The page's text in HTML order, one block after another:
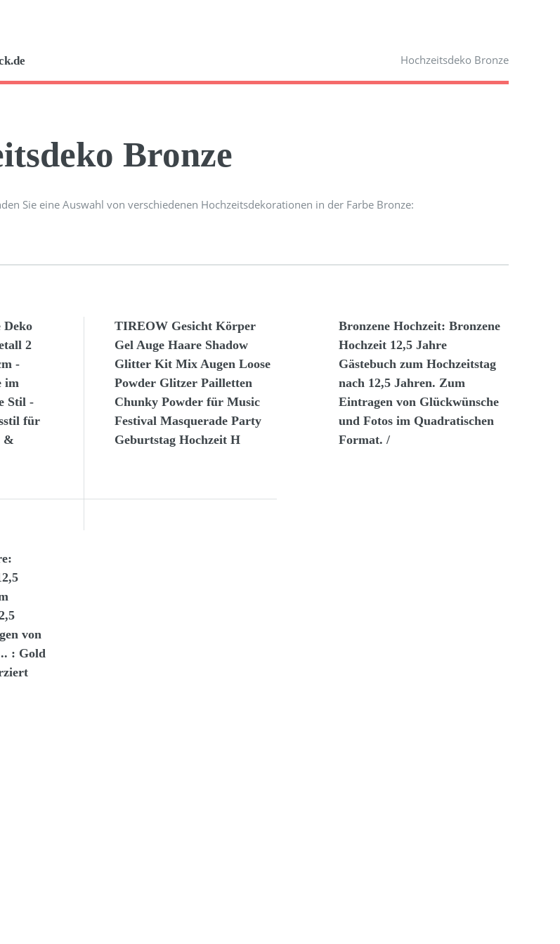
Hochzeitsdeko Bronze
Bronze
Sie eine Auswahl von verschiedenen Hochzeitsdekorationen in der Farbe Bronze:
Deko
2
-
im
Stil -
für
&
TIREOW Gesicht Körper
Gel Auge Haare Shadow
Glitter Kit Mix Augen Loose
Powder Glitzer Pailletten
Chunky Powder für Music
Festival Masquerade Party
Geburtstag Hochzeit H
Bronzene Hochzeit: Bronzene
Hochzeit 12,5 Jahre
Gästebuch zum Hochzeitstag
nach 12,5 Jahren. Zum
Eintragen von Glückwünsche
und Fotos im Quadratischen
Format. /
von
: Gold